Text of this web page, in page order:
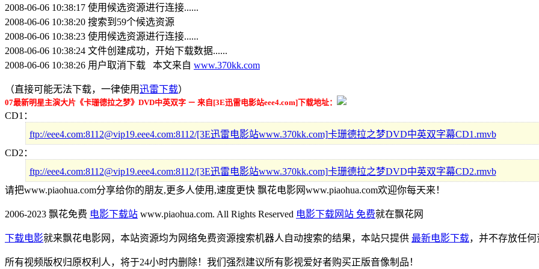
2008-06-06 10:38:17 使用候选资源进行连接......
2008-06-06 10:38:20 搜索到59个候选资源
2008-06-06 10:38:23 使用候选资源进行连接......
2008-06-06 10:38:24 文件创建成功，开始下载数据......
2008-06-06 10:38:26 用户取消下载 本文来自 www.370kk.com
（直接可能无法下载，一律使用迅雷下载）
07最新明星主演大片《卡珊德拉之梦》DVD中英双字 － 来自[3E迅雷电影站eee4.com]下载地址：
CD1：
ftp://eee4.com:8112@vip19.eee4.com:8112/[3E迅雷电影站www.370kk.com]卡珊德拉之梦DVD中英双字幕CD1.rmvb
CD2：
ftp://eee4.com:8112@vip19.eee4.com:8112/[3E迅雷电影站www.370kk.com]卡珊德拉之梦DVD中英双字幕CD2.rmvb
请把www.piaohua.com分享给你的朋友,更多人使用,速度更快 飘花电影网www.piaohua.com欢迎你每天来！
2006-2023 飘花免费 电影下载站 www.piaohua.com. All Rights Reserved 电影下载网站 免费就在飘花网
下载电影就来飘花电影网，本站资源均为网络免费资源搜索机器人自动搜索的结果，本站只提供 最新电影下载，并不存放任
所有视频版权归原权利人，将于24小时内删除！我们强烈建议所有影视爱好者购买正版音像制品！